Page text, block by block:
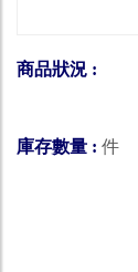
商品狀況 :
庫存數量 : 件